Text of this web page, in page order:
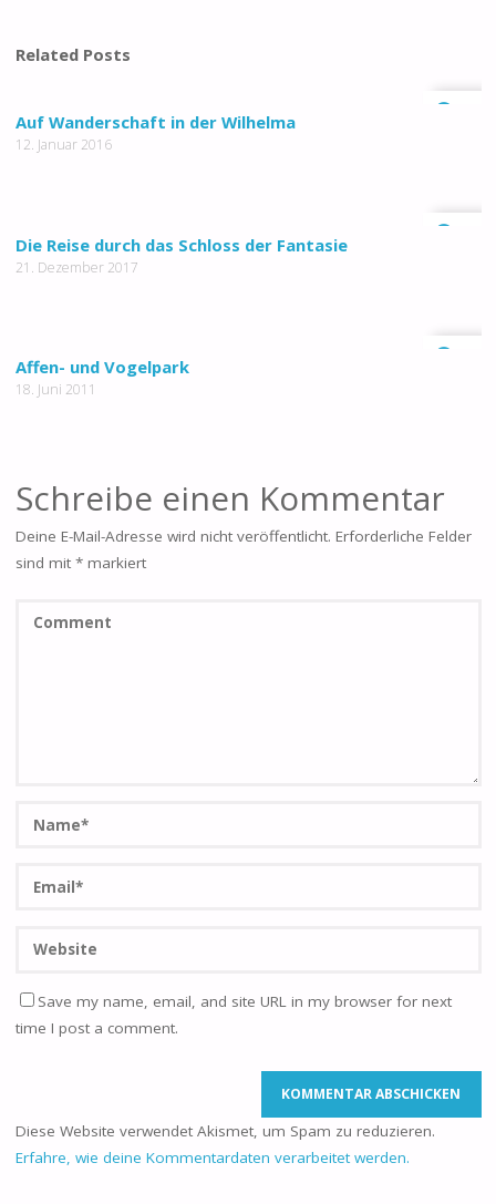
Related Posts
Auf Wanderschaft in der Wilhelma
12. Januar 2016
Die Reise durch das Schloss der Fantasie
21. Dezember 2017
Affen- und Vogelpark
18. Juni 2011
Schreibe einen Kommentar
Deine E-Mail-Adresse wird nicht veröffentlicht. Erforderliche Felder
sind mit *markiert
Save my name, email, and site URL in my browser for next
time I post a comment.
Diese Website verwendet Akismet, um Spam zu reduzieren.
Erfahre, wie deine Kommentardaten verarbeitet werden.